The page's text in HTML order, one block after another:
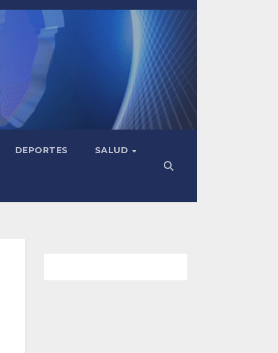
DEPORTES SALUD